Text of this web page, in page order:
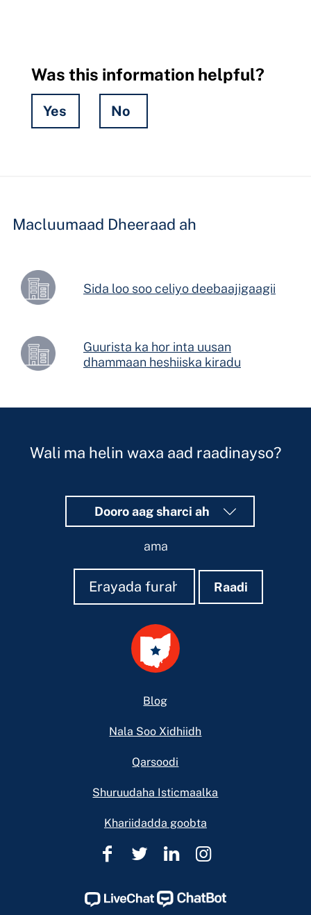
Was this information helpful?
Yes No
Macluumaad Dheeraad ah
Sida loo soo celiyo deebaajigaagii
Guurista ka hor inta uusan
dhammaan heshiiska kiradu
Wali ma helin waxa aad raadinayso?
Dooro aag sharci ah
ama
Raadi
Raadi Raadi
Blog
Nala Soo Xidhiidh
Qarsoodi
Shuruudaha Isticmaalka
Khariidadda goobta
Caawinta
Ohio
Caawinta
Ohio
Caawinta
Ohio
Caawinta
Ohio